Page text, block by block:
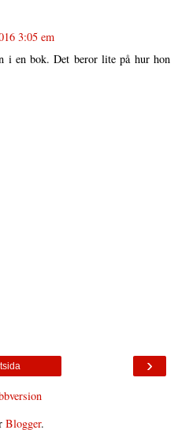
3:05 em
i en bok. Det beror lite på hur hon
›
Blogger.